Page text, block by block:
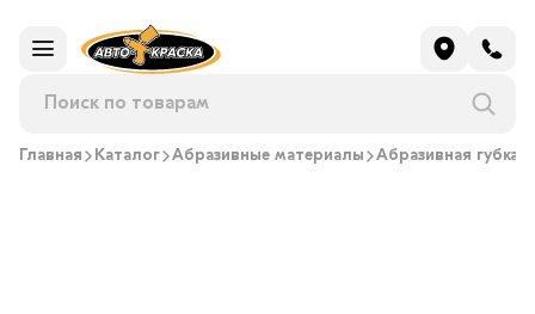
Главная Каталог Абразивные материалы Абразивная губка